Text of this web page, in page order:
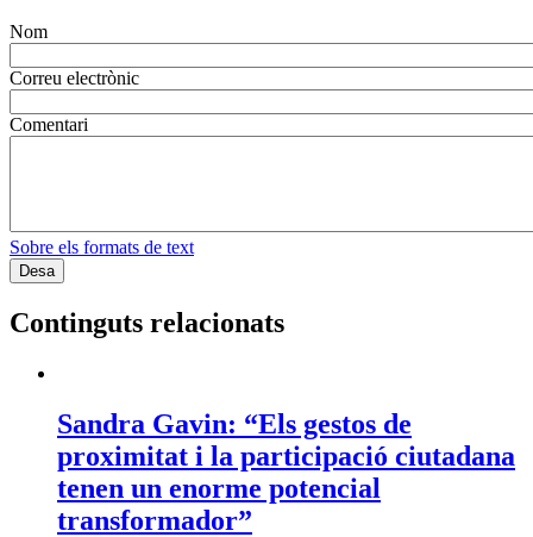
Nom
Correu electrònic
Comentari
Sobre els formats de text
Continguts relacionats
Sandra Gavin: “Els gestos de
proximitat i la participació ciutadana
tenen un enorme potencial
transformador”